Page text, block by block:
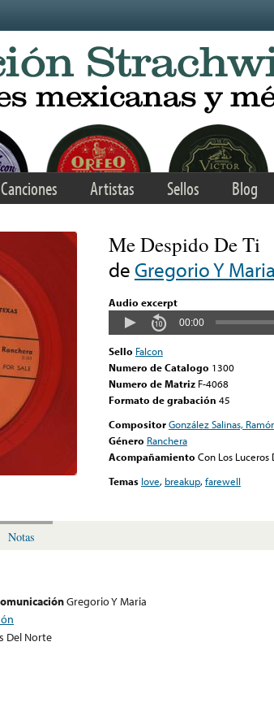
Canciones Artistas Sellos Blog
Me Despido De Ti
de Gregorio Y Maria
Audio excerpt
00:00
Sello Falcon
Numero de Catalogo 1300
Numero de Matriz F-4068
Formato de grabación 45
CompositorGonzález Salinas,
Género Ranchera
Acompañamiento Con Los Luceros
Temas love, breakup,farewell
Notas
Gregorio Y Maria
Del Norte